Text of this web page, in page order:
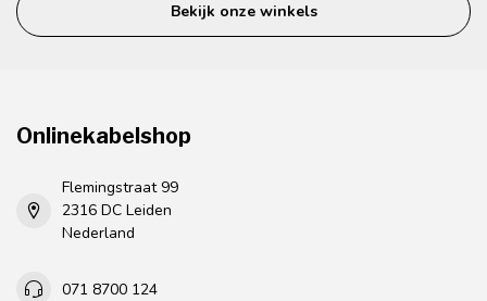
Bekijk onze winkels
Onlinekabelshop
Flemingstraat 99
2316 DC Leiden
Nederland
071 8700 124